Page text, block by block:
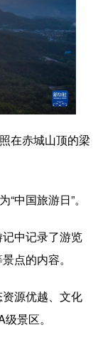
军事
汽车
数字经济
溯源中国
悦读
上市公司
在赤城山顶的梁
国旅游日”。
中记录了游览
点的内容。
源优越、文化
景区。